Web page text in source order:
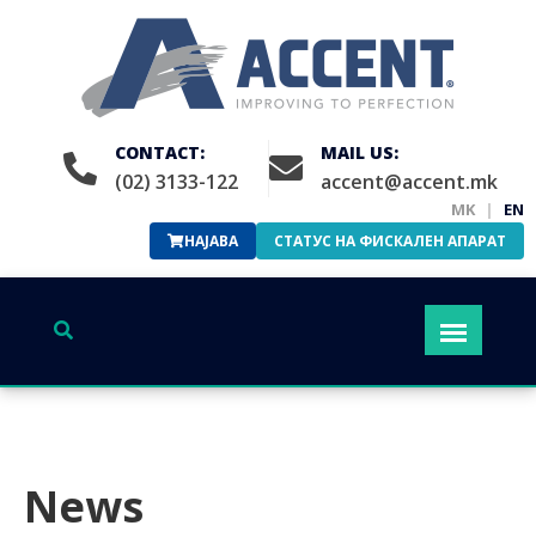
CONTACT:
(02) 3133-122
MAIL US:
accent@accent.mk
MK | EN
НАЈАВА СТАТУС НА ФИСКАЛЕН АПАРАТ
News